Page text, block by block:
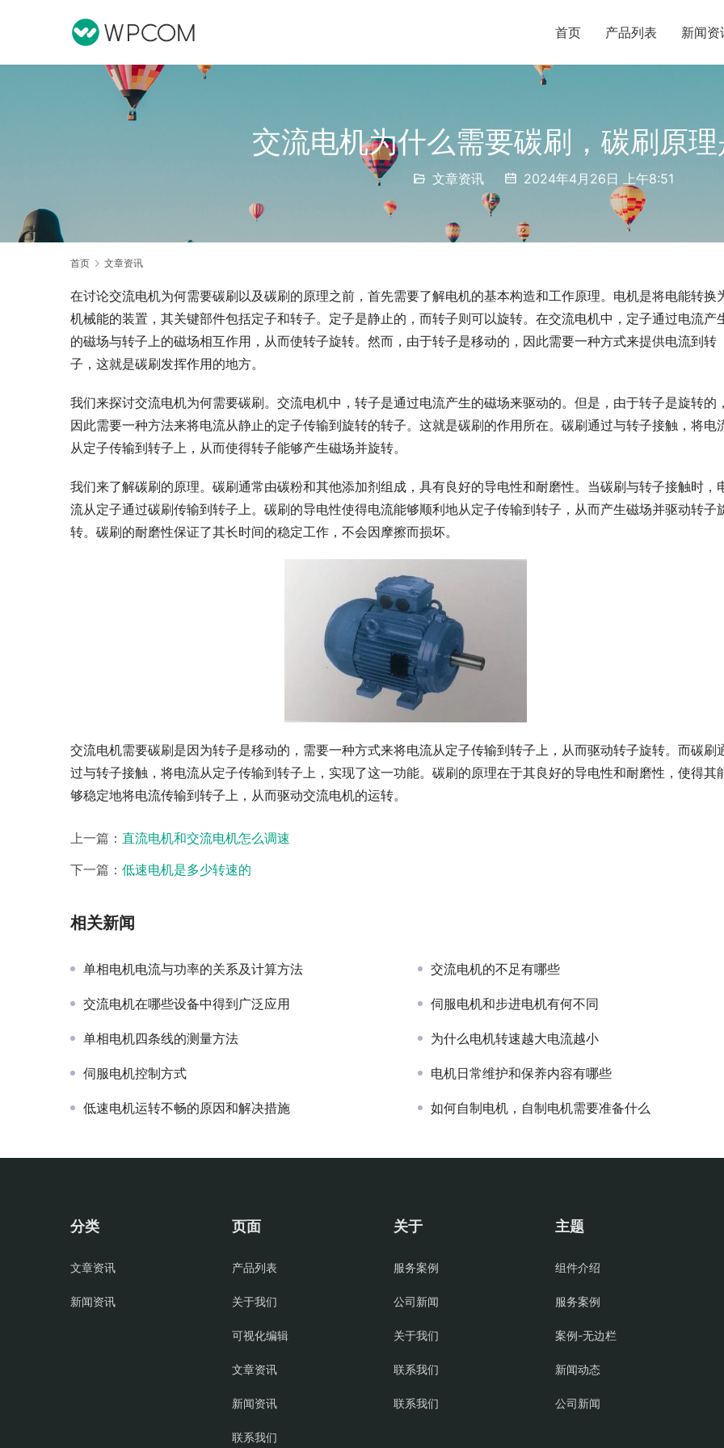
首页 产品列表 新闻资
交流电机为什么需要碳刷，碳刷原
文章资讯 2024年4月26日 上午8:51
首页 文章资讯
在讨论交流电机为何需要碳刷以及碳刷的原理之前，首先需要了解电机的基本构造和工作原理。电机是将电能转换
机械能的装置，其关键部件包括定子和转子。定子是静止的，而转子则可以旋转。在交流电机中，定子通过电流产
的磁场与转子上的磁场相互作用，从而使转子旋转。然而，由于转子是移动的，因此需要一种方式来提供电流到转
子，这就是碳刷发挥作用的地方。
我们来探讨交流电机为何需要碳刷。交流电机中，转子是通过电流产生的磁场来驱动的。但是，由于转子是旋转的
因此需要一种方法来将电流从静止的定子传输到旋转的转子。这就是碳刷的作用所在。碳刷通过与转子接触，将电
从定子传输到转子上，从而使得转子能够产生磁场并旋转。
我们来了解碳刷的原理。碳刷通常由碳粉和其他添加剂组成，具有良好的导电性和耐磨性。当碳刷与转子接触时，
流从定子通过碳刷传输到转子上。碳刷的导电性使得电流能够顺利地从定子传输到转子，从而产生磁场并驱动转子
转。碳刷的耐磨性保证了其长时间的稳定工作，不会因摩擦而损坏。
交流电机需要碳刷是因为转子是移动的，需要一种方式来将电流从定子传输到转子上，从而驱动转子旋转。而碳刷
过与转子接触，将电流从定子传输到转子上，实现了这一功能。碳刷的原理在于其良好的导电性和耐磨性，使得其
够稳定地将电流传输到转子上，从而驱动交流电机的运转。
上一篇： 直流电机和交流电机怎么调速
下一篇： 低速电机是多少转速的
相关新闻
单相电机电流与功率的关系及计算方法 交流电机的不足有哪些
交流电机在哪些设备中得到广泛应用 伺服电机和步进电机有何不同
单相电机四条线的测量方法 为什么电机转速越大电流越小
伺服电机控制方式 电机日常维护和保养内容有哪些
低速电机运转不畅的原因和解决措施 如何自制电机，自制电机需要准备什么
分类
文章资讯
新闻资讯
页面
产品列表
关于我们
可视化编辑
文章资讯
新闻资讯
联系我们
关于
服务案例
公司新闻
关于我们
联系我们
联系我们
主题
组件介绍
服务案例
案例-无边栏
新闻动态
公司新闻